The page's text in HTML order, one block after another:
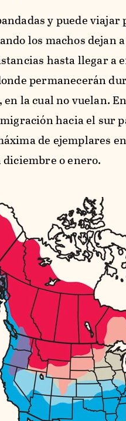
y puede
los machos dejan
hasta llegar a
permanecerán
la cual no vuelan.
hacia el sur
de ejemplares
diciembre o enero.